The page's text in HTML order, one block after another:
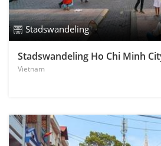
Stadswandeling
Stadswandeling Ho Chi Minh
Vietnam